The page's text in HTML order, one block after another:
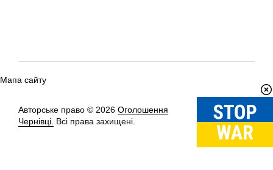
Мапа сайту
Авторське право © 2026 Оголошення
Чернівці. Всі права захищені.
Вгору↑